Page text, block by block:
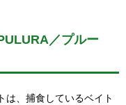
／プルー
は、捕食しているベイト